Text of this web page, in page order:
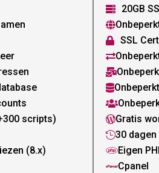
scripts)
(8.x)
 20GB

 SSL




Gratis
30
Eigen
Cpanel